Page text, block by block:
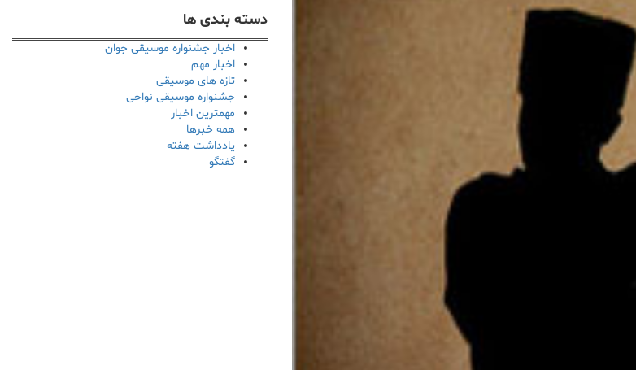
دسته بندی ها
اخبار جشنواره موسیقی جوان
اخبار مهم
تازه های موسیقی
جشنواره موسیقی نواحی
مهمترین اخبار
همه خبرها
یادداشت هفته
گفتگو